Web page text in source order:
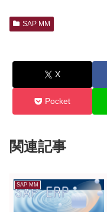
SAP MM
X
Pocket
関連記事
SAP MM